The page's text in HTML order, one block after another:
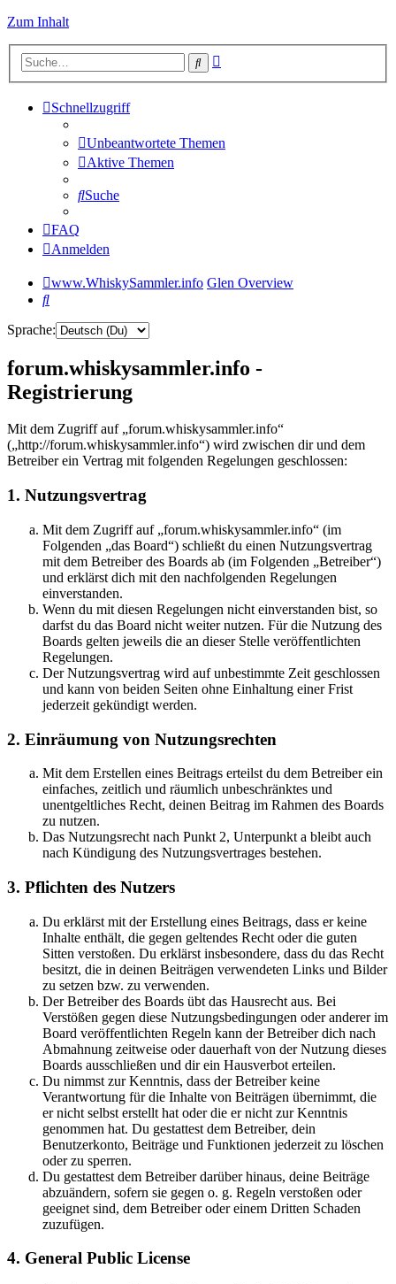
Zum Inhalt
Suche
Schnellzugriff
Unbeantwortete Themen
Aktive Themen
Suche
FAQ
Anmelden
www.WhiskySammler.info Glen Overview
Suche
Sprache:
forum.whiskysammler.info -
Registrierung
Mit dem Zugriff auf „forum.whiskysammler.info“
(„http://forum.whiskysammler.info“) wird zwischen dir und dem
Betreiber ein Vertrag mit folgenden Regelungen geschlossen:
1. Nutzungsvertrag
Mit dem Zugriff auf „forum.whiskysammler.info“ (im
Folgenden „das Board“) schließt du einen Nutzungsvertrag
mit dem Betreiber des Boards ab (im Folgenden „Betreiber“)
und erklärst dich mit den nachfolgenden Regelungen
einverstanden.
Wenn du mit diesen Regelungen nicht einverstanden bist, so
darfst du das Board nicht weiter nutzen. Für die Nutzung des
Boards gelten jeweils die an dieser Stelle veröffentlichten
Regelungen.
Der Nutzungsvertrag wird auf unbestimmte Zeit geschlossen
und kann von beiden Seiten ohne Einhaltung einer Frist
jederzeit gekündigt werden.
2. Einräumung von Nutzungsrechten
Mit dem Erstellen eines Beitrags erteilst du dem Betreiber ein
einfaches, zeitlich und räumlich unbeschränktes und
unentgeltliches Recht, deinen Beitrag im Rahmen des Boards
zu nutzen.
Das Nutzungsrecht nach Punkt 2, Unterpunkt a bleibt auch
nach Kündigung des Nutzungsvertrages bestehen.
3. Pflichten des Nutzers
Du erklärst mit der Erstellung eines Beitrags, dass er keine
Inhalte enthält, die gegen geltendes Recht oder die guten
Sitten verstoßen. Du erklärst insbesondere, dass du das Recht
besitzt, die in deinen Beiträgen verwendeten Links und Bilder
zu setzen bzw. zu verwenden.
Der Betreiber des Boards übt das Hausrecht aus. Bei
Verstößen gegen diese Nutzungsbedingungen oder anderer im
Board veröffentlichten Regeln kann der Betreiber dich nach
Abmahnung zeitweise oder dauerhaft von der Nutzung dieses
Boards ausschließen und dir ein Hausverbot erteilen.
Du nimmst zur Kenntnis, dass der Betreiber keine
Verantwortung für die Inhalte von Beiträgen übernimmt, die
er nicht selbst erstellt hat oder die er nicht zur Kenntnis
genommen hat. Du gestattest dem Betreiber, dein
Benutzerkonto, Beiträge und Funktionen jederzeit zu löschen
oder zu sperren.
Du gestattest dem Betreiber darüber hinaus, deine Beiträge
abzuändern, sofern sie gegen o. g. Regeln verstoßen oder
geeignet sind, dem Betreiber oder einem Dritten Schaden
zuzufügen.
4. General Public License